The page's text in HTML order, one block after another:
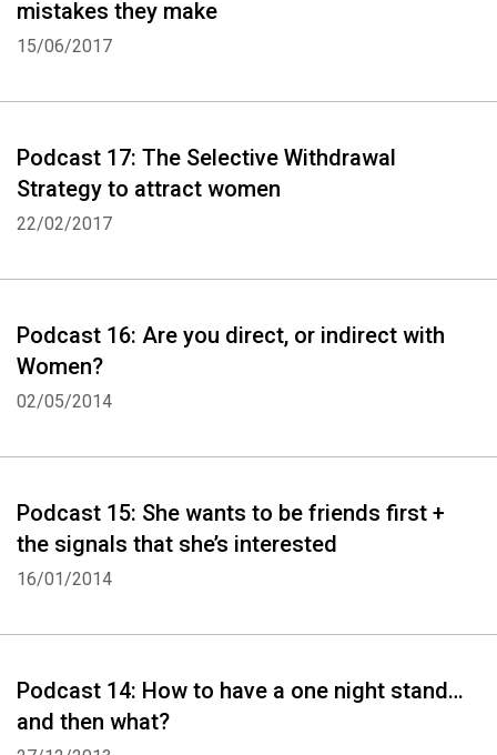
mistakes they make
15/06/2017
Podcast 17: The Selective Withdrawal
Strategy to attract women
22/02/2017
Podcast 16: Are you direct, or indirect with
Women?
02/05/2014
Podcast 15: She wants to be friends first +
the signals that she’s interested
16/01/2014
Podcast 14: How to have a one night stand…
and then what?